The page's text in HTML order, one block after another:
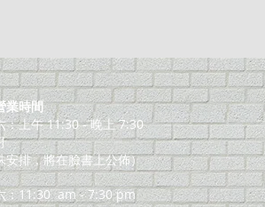
業時間
：上午 11:30 - 晚上 7:30
安排，將在臉書上公佈）
：11:30 am - 7:30 pm